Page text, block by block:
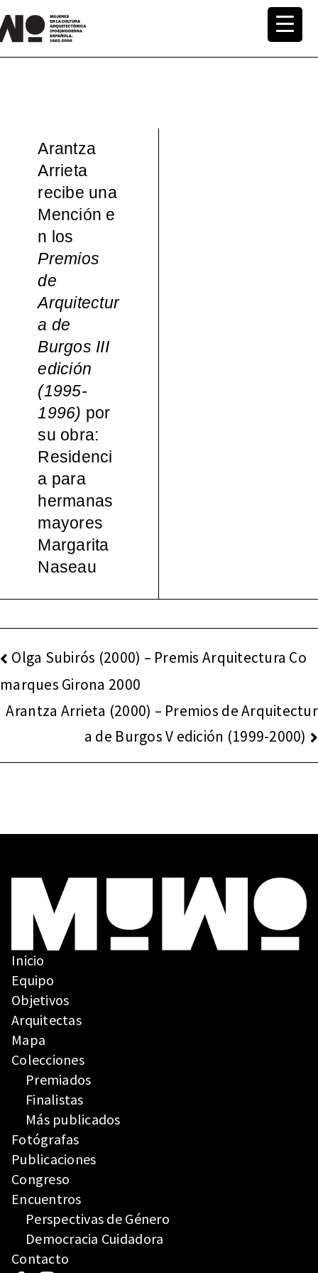
al
MuWo –
Arantza
Arrieta
recibe una
Mención e
n los
Premios
de
Arquitectur
a de
Burgos III
edición
(1995-
1996) por
su obra:
Residenci
a para
hermanas
mayores
Margarita
Naseau
NAVEGACIÓN
ENTRADAS
Olga Subirós (2000) – Premis Arquitectura Co
marques Girona 2000
Arantza Arrieta (2000) – Premios de Arquitectur
a de Burgos V edición (1999-2000)
Inicio
Equipo
Objetivos
Arquitectas
Mapa
Colecciones
Premiados
Finalistas
Más publicados
Fotógrafas
Publicaciones
Congreso
Encuentros
Perspectivas de Género
Democracia Cuidadora
Contacto